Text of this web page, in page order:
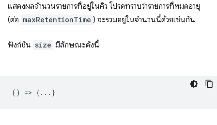
แสดงผลจำนวนรายการที่อยู่ในคิว โปรดทราบว่ารายการที่หมดอายุ
(ต่อ maxRetentionTime ) จะรวมอยู่ในจำนวนนี้ด้วยเช่นกัน
ฟังก์ชัน size มีลักษณะดังนี้
() => {...}